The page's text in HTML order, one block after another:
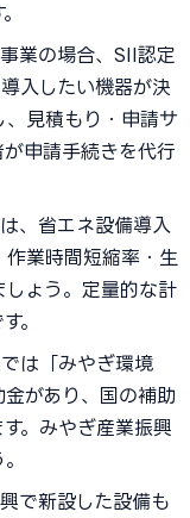
業の場合、SII認定
入したい機器が決
、見積もり・申請サ
申請手続きを代行
、省エネ設備導入
業時間短縮率・生
ょう。定量的な計
。
は「みやぎ環境
があり、国の補助
。みやぎ産業振興
で新設した設備も